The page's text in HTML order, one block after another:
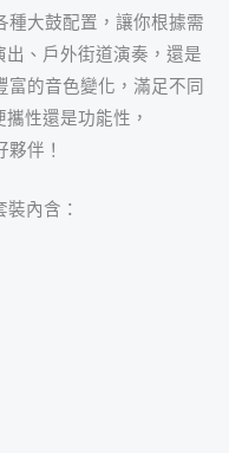
大鼓配置， 讓你根據需
、戶外街道演奏， 還是
的音色變化， 滿足不同
性還是功能性，
伴！
內含：